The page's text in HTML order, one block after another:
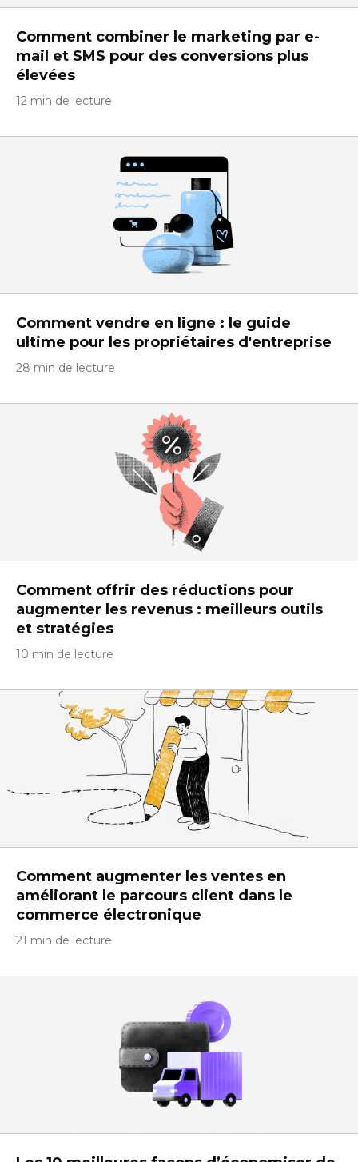
Comment combiner le marketing par e-
mail et SMS pour des conversions plus
élevées
12 min de lecture
Comment vendre en ligne : le guide
ultime pour les propriétaires d'entreprise
28 min de lecture
Comment offrir des réductions pour
augmenter les revenus : meilleurs outils
et stratégies
10 min de lecture
Comment augmenter les ventes en
améliorant le parcours client dans le
commerce électronique
21 min de lecture